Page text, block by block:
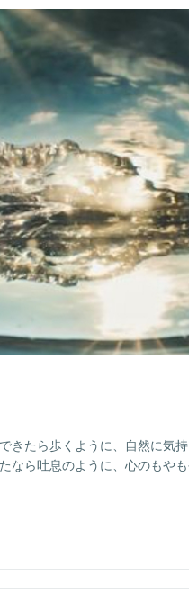
きたら歩くように、自然に気
なら吐息のように、心のもや